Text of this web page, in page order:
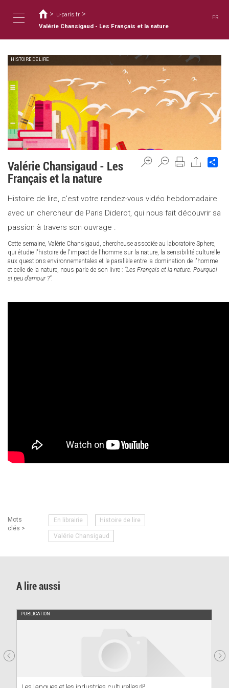
main
Toggle
navigation
are
here
> u-paris.fr >
Valérie Chansigaud - Les Français et la nature
FR
HISTOIRE DE LIRE
Valérie Chansigaud - Les
Français et la nature
Histoire de lire, c'est votre rendez-vous vidéo hebdomadaire
avec un chercheur de Paris Diderot, qui nous fait découvrir sa
passion à travers son ouvrage .
Cette semaine, Valérie Chansigaud, chercheuse associée au laboratoire Sphere,
qui étudie l'histoire de l'impact de l'homme sur la nature, la sensibilité culturelle
aux questions environnementales et le parallèle entre la domination de l'homme
et celle de la nature, nous parle de son livre : "Les Français et la nature. Pourquoi
si peu d'amour ?".
Mots
clés >
En librairie Histoire de lire
Valérie Chansigaud
A lire aussi
PUBLICATION